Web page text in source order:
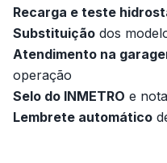
Recarga e teste
Substituição dos
Atendimento na
operação
Selo do INMETRO e
Lembrete automático